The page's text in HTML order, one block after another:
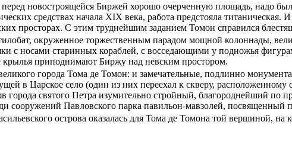
перед новостроящейся Биржей хорошо очерченную площадь, надо
средствах начала XIX века, работа предстояла
просторах. С этим труднейшим заданием Томон справился
окруженное торжественным парадом мощной колоннады,
с носами старинных кораблей, с восседающими у подножья
крылья приподнимают Биржу над невским простором.
города Тома де Томон: и замечательные, подлинно
в Царское село (один из них переехал к скверу,
города святого Петра изумительно стройный, благороднейший по
сооружений Павловского парка павильон-мавзолей, посвященный
острова оказалась для Тома де Томона той вершиной,